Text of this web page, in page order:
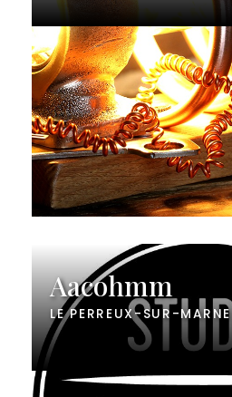
Aacohmm
LE PERREUX-SUR-MARNE